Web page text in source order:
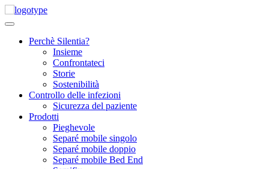
Skip
to
Perchè Silentia?
Insieme
Confrontateci
Storie
Sostenibilità
Controllo delle infezioni
Sicurezza del paziente
Prodotti
Pieghevole
Separé mobile singolo
Separé mobile doppio
Separé mobile Bed End